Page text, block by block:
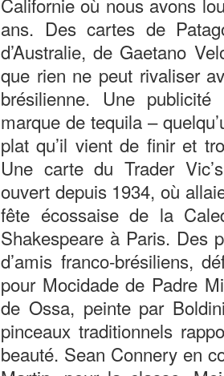
ans. Des cartes de
d’Australie, de Gaetano
que rien ne peut rivaliser
brésilienne. Une
marque de tequila –
plat qu’il vient de finir et
Une carte du Trader
ouvert depuis 1934, où
fête écossaise de la
Shakespeare à Paris. Des
d’amis franco-brésiliens,
pour Mocidade de Padre
de Ossa, peinte par
pinceaux traditionnels
beauté. Sean Connery en